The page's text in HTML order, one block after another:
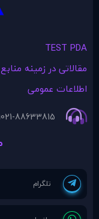
TEST PDA
مقالاتی در زمينه
اطلاعات عمومی
021-88633815